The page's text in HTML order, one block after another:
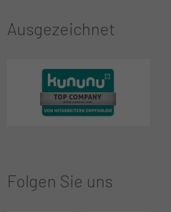
Ausgezeichnet
Folgen Sie uns